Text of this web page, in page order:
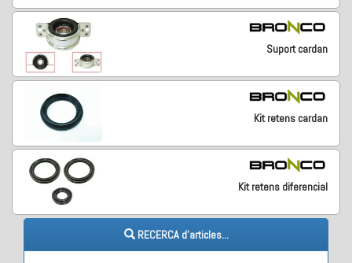
Suport cardan
Kit retens cardan
Kit retens diferencial
RECERCA d'articles...